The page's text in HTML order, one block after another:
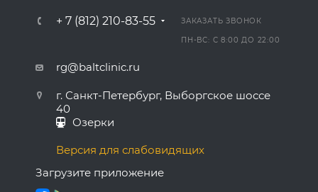
+ 7 (812) 210-83-55 ЗАКАЗАТЬ ЗВОНОК
ПН-ВС: С 8:00 ДО 22:00
rg@baltclinic.ru
г. Санкт-Петербург, Выборгское шоссе
40
Озерки
Версия для слабовидящих
Загрузите приложение